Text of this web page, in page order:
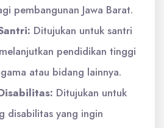
pembangunan Jawa Barat.
Ditujukan untuk santri
pendidikan tinggi
atau bidang lainnya.
Ditujukan untuk
disabilitas yang ingin